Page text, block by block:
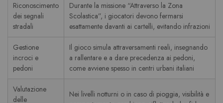
Riconoscimento
dei segnali
stradali
Durante la missione “Attraverso la Zona
Scolastica”, i giocatori devono fermarsi
esattamente davanti ai cartelli, evitando infrazioni
Gestione
incroci e
pedoni
Il gioco simula attraversamenti reali, insegnando
a rallentare e a dare precedenza ai pedoni,
come avviene spesso in centri urbani italiani
Valutazione
delle
Nei livelli notturni o in caso di pioggia, visibilità e